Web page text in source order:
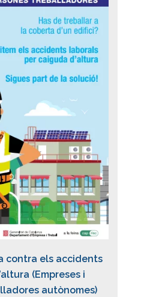
contra els accidents
(Empreses i
autònomes)